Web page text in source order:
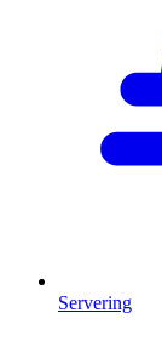
Servering